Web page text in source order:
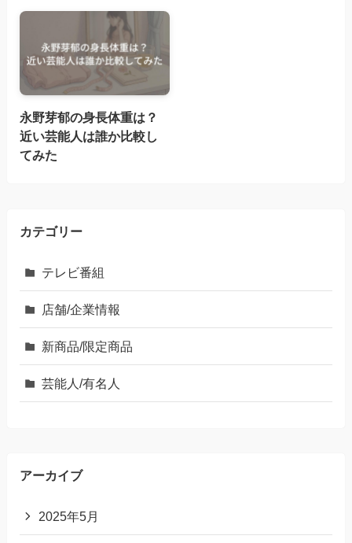
永野芽郁の身長体重は？
近い芸能人は誰か比較し
てみた
カテゴリー
テレビ番組
店舗/企業情報
新商品/限定商品
芸能人/有名人
アーカイブ
2025年5月